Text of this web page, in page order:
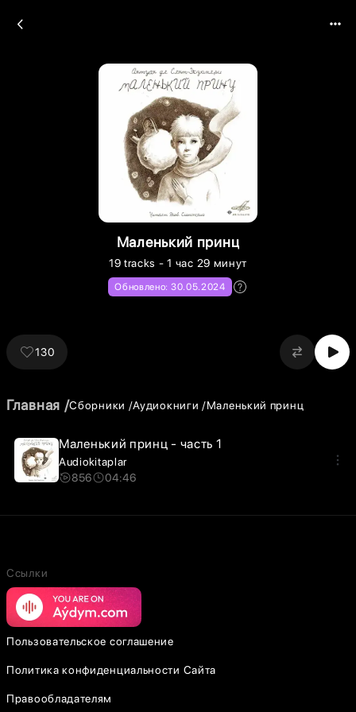
Маленький принц
19 tracks - 1 час 29 минут
Обновлено: 30.05.2024
130
Главная Сборники Аудиокниги Маленький принц
Маленький принц - часть 1
Audiokitaplar
856
04:46
Ссылки
Пользовательское соглашение
Политика конфиденциальности Сайта
Правообладателям